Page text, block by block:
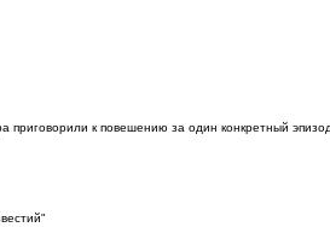
к повешению за один конкретный